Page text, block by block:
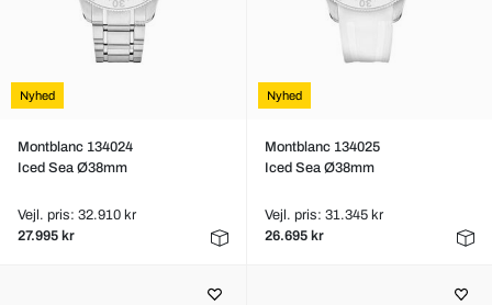
Nyhed
Montblanc 134024
Iced Sea Ø38mm
Vejl. pris: 32.910 kr
27.995 kr
Nyhed
Montblanc 134025
Iced Sea Ø38mm
Vejl. pris: 31.345 kr
26.695 kr